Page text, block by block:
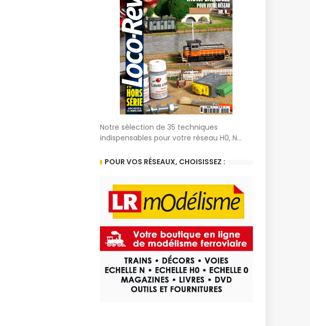
Notre sélection de 35 techniques
indispensables pour votre réseau H0, N...
POUR VOS RÉSEAUX, CHOISISSEZ :